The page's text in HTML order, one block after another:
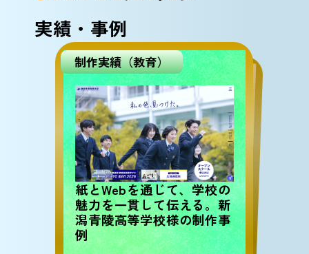
実績・事例
制作実績（教育）
紙とWebを通じて、学校の
魅力を一貫して伝える。新
潟青陵高等学校様の制作事
例
問題解決事例（BtoC）
エリアが限られるサービス
では「何を伝えるか」が成
果を分ける – LP改善でコ
ンバージョン率を約3倍に
引き上げた事例